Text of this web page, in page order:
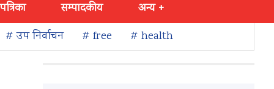
सम्पादकीय
अन्य +
# उप निर्वाचन
# free # health